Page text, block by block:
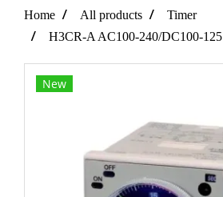
Home All products
Timer
H3CR-A AC100-240/DC100-125
New